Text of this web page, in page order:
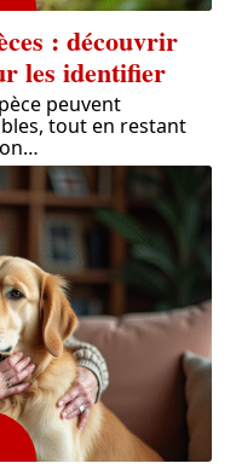
: découvrir
les identifier
peuvent
tout en restant
…